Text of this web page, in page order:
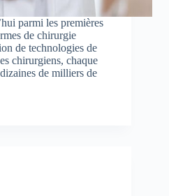
parmi les premières
de chirurgie
de technologies de
chirurgiens, chaque
de milliers de